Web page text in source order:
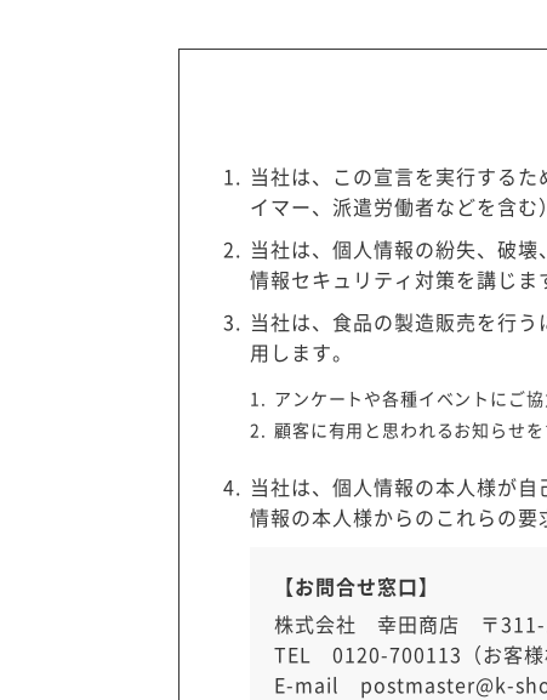
当社は、この宣言を実行する
イマー、派遣労働者などを含む
当社は、個人情報の紛失、破
情報セキュリティ対策を講じま
当社は、食品の製造販売を行
用します。
アンケートや各種イベントにご
顧客に有用と思われるお知らせ
当社は、個人情報の本人様が
情報の本人様からのこれらの要
【お問合せ窓口】
株式会社 幸田商店 〒311-
TEL 0120-700113（お客様
E-mail postmaster@k-